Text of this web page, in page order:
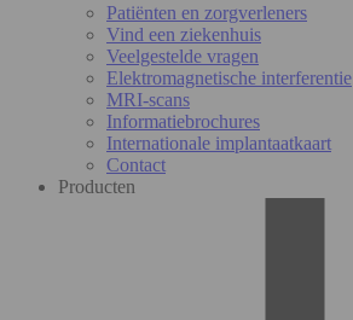
Patiënten en zorgverleners
Vind een ziekenhuis
Veelgestelde vragen
Elektromagnetische interferentie
MRI-scans
Informatiebrochures
Internationale implantaatkaart
Contact
Producten